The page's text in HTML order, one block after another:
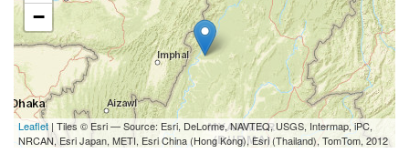
−
Leaflet| Tiles © Esri — Source: Esri, DeLorme, NAVTEQ, USGS, Intermap, iPC,
NRCAN, Esri Japan, METI, Esri China (Hong Kong), Esri (Thailand), TomTom, 2012